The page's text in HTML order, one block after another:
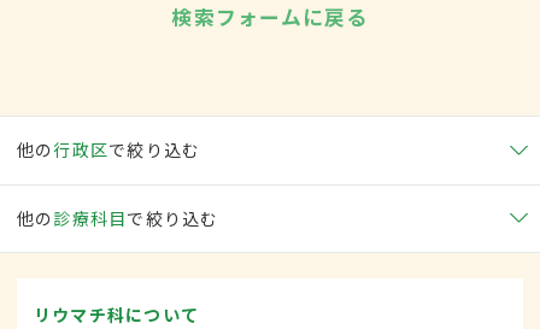
検索フォームに戻る
他の行政区で絞り込む
他の 診療科目で絞り込む
リウマチ科について